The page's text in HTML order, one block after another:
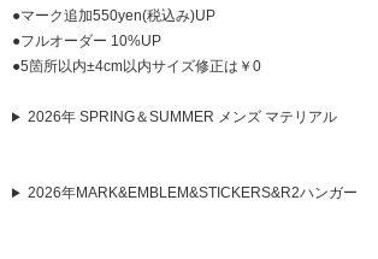
●マーク追加550yen(税込み)UP
●フルオーダー 10%UP
●5箇所以内±4cm以内サイズ修正は￥0
2026年 SPRING＆SUMMER メンズ マテリアル
2026年MARK&EMBLEM&STICKERS&R2ハンガー